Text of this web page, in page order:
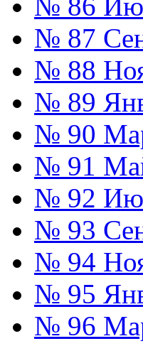
№ 87
№ 88
№ 89
№ 90
№ 91
№ 92
№ 93
№ 94
№ 95
№ 96